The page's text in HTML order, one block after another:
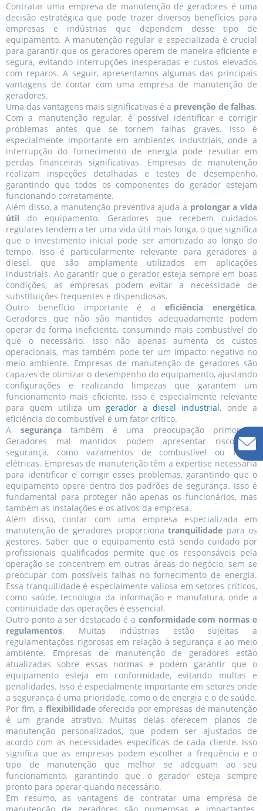
Contratar uma empresa de manutenção de geradores é uma
decisão estratégica que pode trazer diversos benefícios para
empresas e indústrias que dependem desse tipo de
equipamento. A manutenção regular e especializada é crucial
para garantir que os geradores operem de maneira eficiente e
segura, evitando interrupções inesperadas e custos elevados
com reparos. A seguir, apresentamos algumas das principais
vantagens de contar com uma empresa de manutenção de
geradores.
Uma das vantagens mais significativas é a prevenção de falhas.
Com a manutenção regular, é possível identificar e corrigir
problemas antes que se tornem falhas graves. Isso é
especialmente importante em ambientes industriais, onde a
interrupção do fornecimento de energia pode resultar em
perdas financeiras significativas. Empresas de manutenção
realizam inspeções detalhadas e testes de desempenho,
garantindo que todos os componentes do gerador estejam
funcionando corretamente.
Além disso, a manutenção preventiva ajuda a prolongar a vida
útil do equipamento. Geradores que recebem cuidados
regulares tendem a ter uma vida útil mais longa, o que significa
que o investimento inicial pode ser amortizado ao longo do
tempo. Isso é particularmente relevante para geradores a
diesel, que são amplamente utilizados em aplicações
industriais. Ao garantir que o gerador esteja sempre em boas
condições, as empresas podem evitar a necessidade de
substituições frequentes e dispendiosas.
Outro benefício importante é aeficiência energética.
Geradores que não são mantidos adequadamente podem
operar de forma ineficiente, consumindo mais combustível do
que o necessário. Isso não apenas aumenta os custos
operacionais, mas também pode ter um impacto negativo no
meio ambiente. Empresas de manutenção de geradores são
capazes de otimizar o desempenho do equipamento, ajustando
configurações e realizando limpezas que garantem um
funcionamento mais eficiente. Isso é especialmente relevante
para quem utiliza umgerador a diesel industrial, onde a
eficiência do combustível é um fator crítico.
A segurançatambém é uma preocupação primordial.
Geradores mal mantidos podem apresentar riscos de
segurança, como vazamentos de combustível ou falhas
elétricas. Empresas de manutenção têm a expertise necessária
para identificar e corrigir esses problemas, garantindo que o
equipamento opere dentro dos padrões de segurança. Isso é
fundamental para proteger não apenas os funcionários, mas
também as instalações e os ativos da empresa.
Além disso, contar com uma empresa especializada em
manutenção de geradores proporcionatranquilidade para os
gestores. Saber que o equipamento está sendo cuidado por
profissionais qualificados permite que os responsáveis pela
operação se concentrem em outras áreas do negócio, sem se
preocupar com possíveis falhas no fornecimento de energia.
Essa tranquilidade é especialmente valiosa em setores críticos,
como saúde, tecnologia da informação e manufatura, onde a
continuidade das operações é essencial.
Outro ponto a ser destacado é a conformidade com normas e
regulamentos. Muitas indústrias estão sujeitas a
regulamentações rigorosas em relação à segurança e ao meio
ambiente. Empresas de manutenção de geradores estão
atualizadas sobre essas normas e podem garantir que o
equipamento esteja em conformidade, evitando multas e
penalidades. Isso é especialmente importante em setores onde
a segurança é uma prioridade, como o de energia e o de saúde.
Por fim, a flexibilidadeoferecida por empresas de manutenção
é um grande atrativo. Muitas delas oferecem planos de
manutenção personalizados, que podem ser ajustados de
acordo com as necessidades específicas de cada cliente. Isso
significa que as empresas podem escolher a frequência e o
tipo de manutenção que melhor se adequam ao seu
funcionamento, garantindo que o gerador esteja sempre
pronto para operar quando necessário.
Em resumo, as vantagens de contratar uma empresa de